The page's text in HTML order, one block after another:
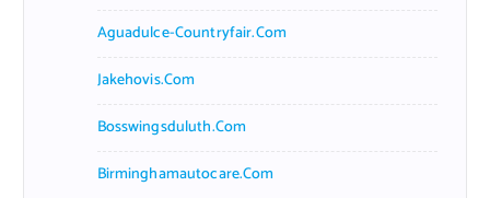
Aguadulce-Countryfair.com
Jakehovis.com
Bosswingsduluth.com
Birminghamautocare.com